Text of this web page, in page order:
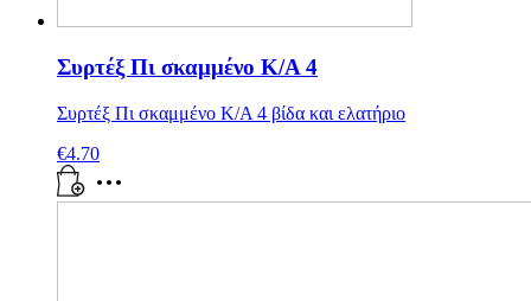
Συρτέξ Πι σκαμμένο Κ/Α 4
Συρτέξ Πι σκαμμένο Κ/Α 4 βίδα και ελατήριο
€4.70